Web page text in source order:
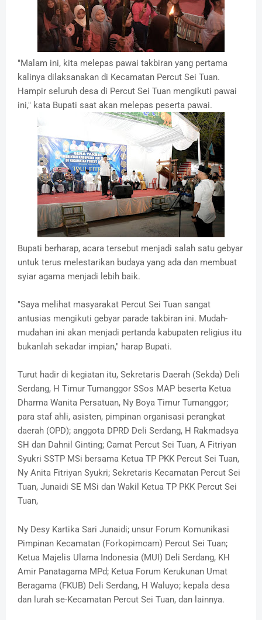
"Malam ini, kita melepas pawai takbiran yang pertama
kalinya dilaksanakan di Kecamatan Percut Sei Tuan.
Hampir seluruh desa di Percut Sei Tuan mengikuti pawai
ini," kata Bupati saat akan melepas peserta pawai.
Bupati berharap, acara tersebut menjadi salah satu gebyar
untuk terus melestarikan budaya yang ada dan membuat
syiar agama menjadi lebih baik.
"Saya melihat masyarakat Percut Sei Tuan sangat
antusias mengikuti gebyar parade takbiran ini. Mudah-
mudahan ini akan menjadi pertanda kabupaten religius itu
bukanlah sekadar impian," harap Bupati.
Turut hadir di kegiatan itu, Sekretaris Daerah (Sekda) Deli
Serdang, H Timur Tumanggor SSos MAP beserta Ketua
Dharma Wanita Persatuan, Ny Boya Timur Tumanggor;
para staf ahli, asisten, pimpinan organisasi perangkat
daerah (OPD); anggota DPRD Deli Serdang, H Rakmadsya
SH dan Dahnil Ginting; Camat Percut Sei Tuan, A Fitriyan
Syukri SSTP MSi bersama Ketua TP PKK Percut Sei Tuan,
Ny Anita Fitriyan Syukri; Sekretaris Kecamatan Percut Sei
Tuan, Junaidi SE MSi dan Wakil Ketua TP PKK Percut Sei
Tuan,
Ny Desy Kartika Sari Junaidi; unsur Forum Komunikasi
Pimpinan Kecamatan (Forkopimcam) Percut Sei Tuan;
Ketua Majelis Ulama Indonesia (MUI) Deli Serdang, KH
Amir Panatagama MPd; Ketua Forum Kerukunan Umat
Beragama (FKUB) Deli Serdang, H Waluyo; kepala desa
dan lurah se-Kecamatan Percut Sei Tuan, dan lainnya.